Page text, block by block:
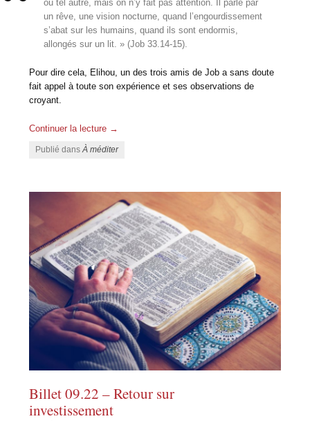
ou tel autre, mais on n’y fait pas attention. Il parle par
un rêve, une vision nocturne, quand l’engourdissement
s’abat sur les humains, quand ils sont endormis,
allongés sur un lit. » (Job 33.14-15).
Pour dire cela, Elihou, un des trois amis de Job a sans doute
fait appel à toute son expérience et ses observations de
croyant.
Continuer la lecture →
Publié dansÀ méditer
Billet 09.22 – Retour sur
investissement